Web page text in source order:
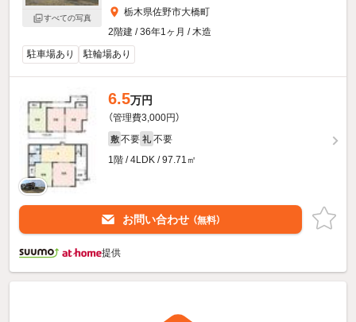
すべての写真
栃木県佐野市大橋町
2階建 / 36年1ヶ月 / 木造
駐車場あり
駐輪場あり
6.5万円
（管理費3,000円）
敷 不要 礼 不要
1階 / 4LDK / 97.71㎡
お問い合わせ （無料）
提供